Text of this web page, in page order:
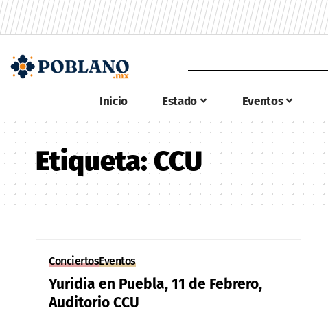
Inicio Estado Eventos
Etiqueta:CCU
ConciertosEventos
Yuridia en Puebla, 11 de Febrero,
Auditorio CCU